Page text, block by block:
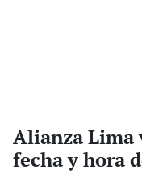
Alianza Lima
fecha y hora